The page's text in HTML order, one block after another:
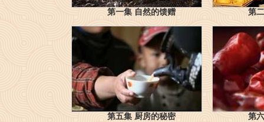
第一集 自然的馈赠 第
第五集 厨房的秘密 第